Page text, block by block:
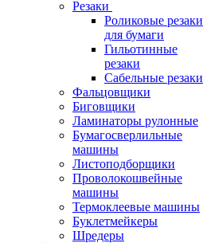
Резаки
Роликовые резаки
для бумаги
Гильотинные
резаки
Сабельные резаки
Фальцовщики
Биговщики
Ламинаторы рулонные
Бумагосверлильные
машины
Листоподборщики
Проволокошвейные
машины
Термоклеевые машины
Буклетмейкеры
Шредеры